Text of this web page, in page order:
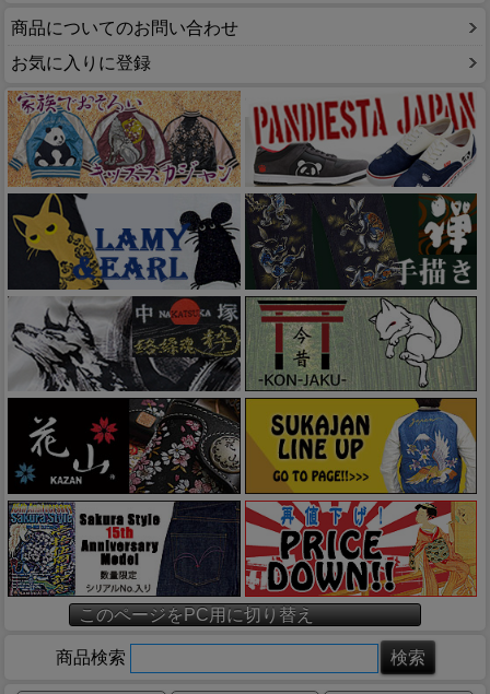
商品についてのお問い合わせ
お気に入りに登録
このページをPC用に切り替え
商品検索